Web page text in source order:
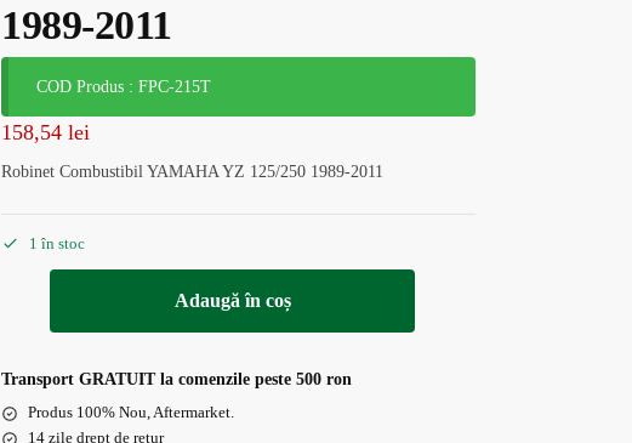
1989-2011
COD Produs : FPC-215T
158,54lei
Robinet Combustibil YAMAHA YZ 125/250 1989-2011
1 în stoc
Adaugă în coș
Transport GRATUIT la comenzile peste 500 ron
Produs 100% Nou, Aftermarket.
14 zile drept de retur